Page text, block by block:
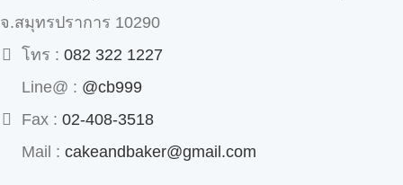
จ.สมุทรปราการ 10290
โทร : 082 322 1227
Line@ : @cb999
Fax : 02-408-3518
Mail : cakeandbaker@gmail.com